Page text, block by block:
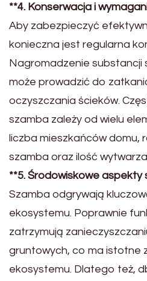
**4. Konserwacja i
Aby zabezpieczyć
konieczna jest regularna
Nagromadzenie substancji
może prowadzić do
oczyszczania ścieków.
szamba zależy od wielu
liczba mieszkańców domu,
szamba oraz ilość
**5. Środowiskowe aspekty
Szamba odgrywają
ekosystemu. Poprawnie
zatrzymują
gruntowych, co ma istotne
ekosystemu. Dlatego też,